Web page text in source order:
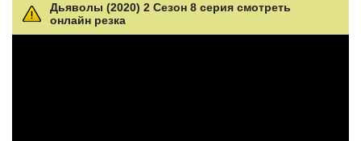
Дьяволы (2020) 2 Сезон 8 серия смотреть
онлайн резка